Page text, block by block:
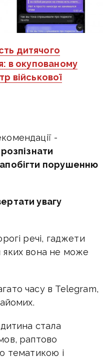
дитячого
в окупованому
військової
-
порушенню
увагу
речі, гаджети
вона не може
часу в Telegram,
стала
раптово
тематикою і